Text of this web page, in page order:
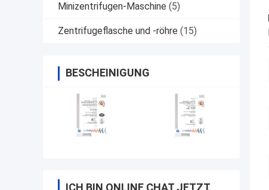
Minizentrifugen-Maschine (5)
Zentrifugeflasche und -röhre (15)
BESCHEINIGUNG
ICH BIN ONLINE CHAT JETZT